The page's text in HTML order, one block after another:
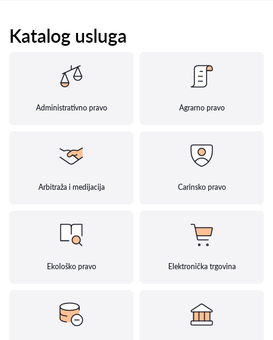
Katalog usluga
Administrativno pravo Agrarno pravo
Arbitraža i medijacija Carinsko pravo
Ekološko pravo Elektronička trgovina